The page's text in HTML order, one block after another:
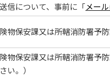
信について、事前に「メー
物保安課又は所轄消防署予
物保安課又は所轄消防署予
い。）